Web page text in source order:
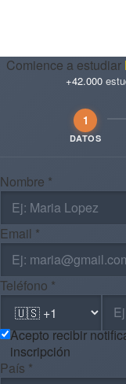
Comience a estudiar
+42.000
1
DATOS
Nombre *
Email *
Teléfono *
Acepto recibir
inscripción
País *